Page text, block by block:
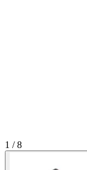
1 / 8